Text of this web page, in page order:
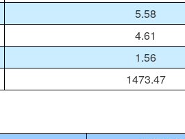
5.58
4.61
1.56
1473.47